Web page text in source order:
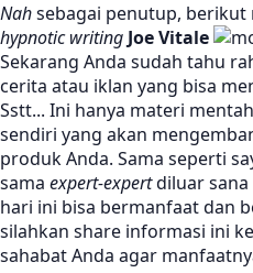
Nahsebagai penutup,
hypnotic writing Joe Vitale
Sekarang Anda sudah tahu
cerita atau iklan yang bisa
Sstt... Ini hanya materi
sendiri yang akan
produk Anda. Sama seperti
sama expert-expertdiluar sana
hari ini bisa bermanfaat dan
silahkan share informasi ini
sahabat Anda agar